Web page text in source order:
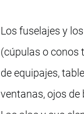
Los fuselajes y
(cúpulas o conos
de equipajes,
ventanas, ojos de